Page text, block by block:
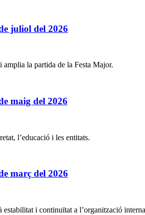
juliol del 2026
la partida de la Festa Major.
maig del 2026
l’educació i les entitats.
març del 2026
i continuïtat a l’organització